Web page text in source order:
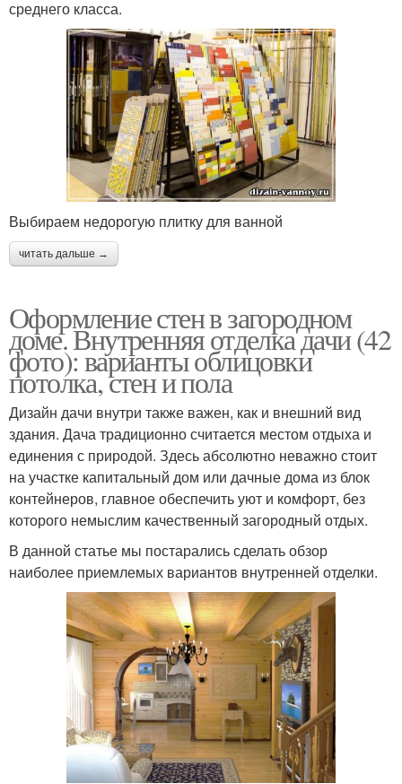
среднего класса.
Выбираем недорогую плитку для ванной
читать дальше →
Оформление стен в загородном
доме. Внутренняя отделка дачи (42
фото): варианты облицовки
потолка, стен и пола
Дизайн дачи внутри также важен, как и внешний вид
здания. Дача традиционно считается местом отдыха и
единения с природой. Здесь абсолютно неважно стоит
на участке капитальный дом или дачные дома из блок
контейнеров, главное обеспечить уют и комфорт, без
которого немыслим качественный загородный отдых.
В данной статье мы постарались сделать обзор
наиболее приемлемых вариантов внутренней отделки.